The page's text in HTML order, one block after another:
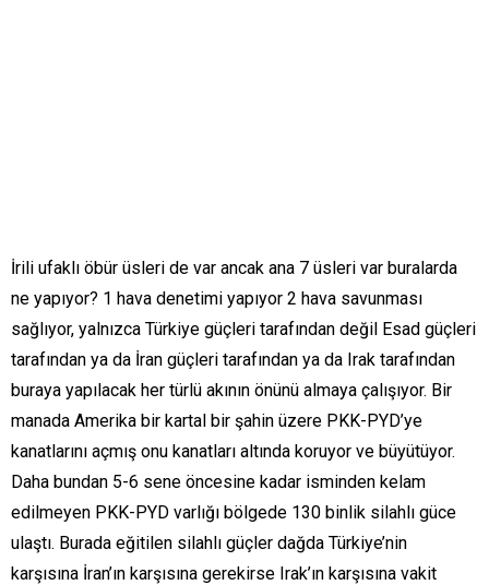
İrili ufaklı öbür üsleri de var ancak ana 7 üsleri var buralarda
ne yapıyor? 1 hava denetimi yapıyor 2 hava savunması
sağlıyor, yalnızca Türkiye güçleri tarafından değil Esad güçleri
tarafından ya da İran güçleri tarafından ya da Irak tarafından
buraya yapılacak her türlü akının önünü almaya çalışıyor. Bir
manada Amerika bir kartal bir şahin üzere PKK-PYD’ye
kanatlarını açmış onu kanatları altında koruyor ve büyütüyor.
Daha bundan 5-6 sene öncesine kadar isminden kelam
edilmeyen PKK-PYD varlığı bölgede 130 binlik silahlı güce
ulaştı. Burada eğitilen silahlı güçler dağda Türkiye’nin
karşısına İran’ın karşısına gerekirse Irak’ın karşısına vakit